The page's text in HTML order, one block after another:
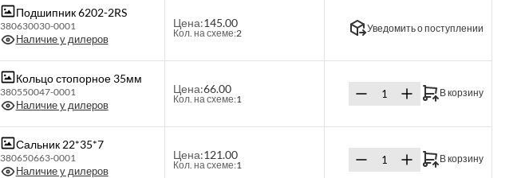
Подшипник 6202-2RS
380630030-0001
Наличие у дилеров
Цена:145.00
Кол. на схеме:2 Уведомить о поступлении
Кольцо стопорное 35мм
380550047-0001
Наличие у дилеров
Цена:66.00
Кол. на схеме:1
В корзину
Сальник 22*35*7
380650663-0001
Наличие у дилеров
Цена:121.00
Кол. на схеме:1
В корзину